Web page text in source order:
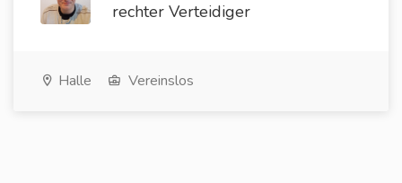
rechter Verteidiger
Halle Vereinslos